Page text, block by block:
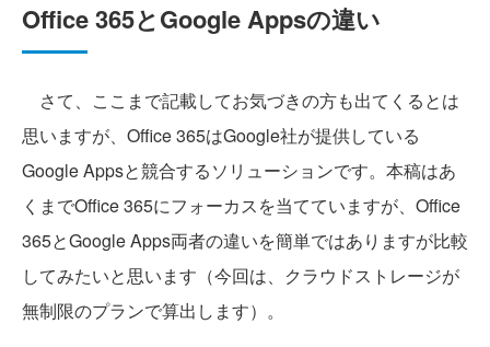
Office 365とGoogle Appsの違い
さて、ここまで記載してお気づきの方も出てくるとは
思いますが、Office 365はGoogle社が提供している
Google Appsと競合するソリューションです。本稿はあ
くまでOffice 365にフォーカスを当てていますが、Office
365とGoogle Apps両者の違いを簡単ではありますが比較
してみたいと思います（今回は、クラウドストレージが
無制限のプランで算出します）。